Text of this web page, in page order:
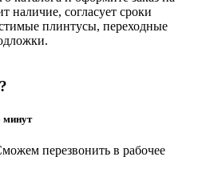
наличие, согласует сроки
плинтусы, переходные
минут
перезвонить в рабочее